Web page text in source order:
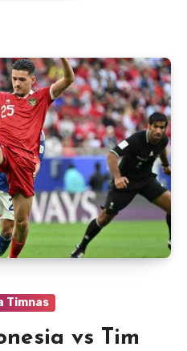
Timnas
vs Tim